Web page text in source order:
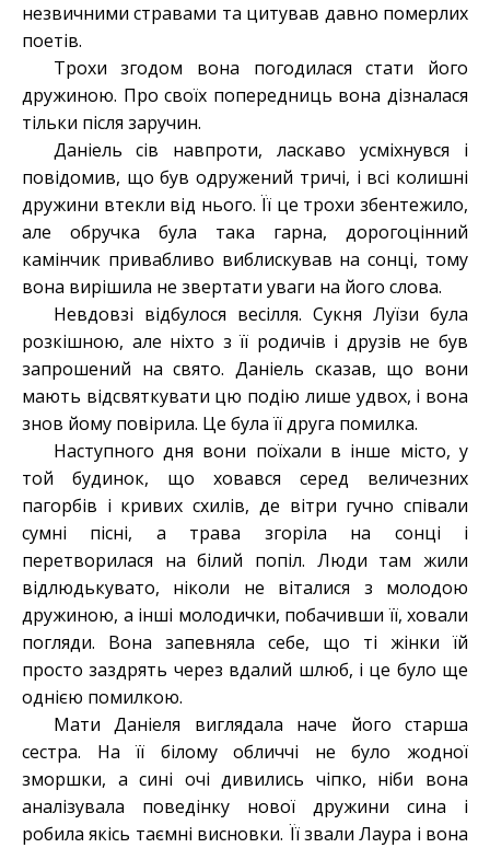
незвичними стравами та цитував давно померлих
поетів.
Трохи згодом вона погодилася стати його
дружиною. Про своїх попередниць вона дізналася
тільки після заручин.
Даніель сів навпроти, ласкаво усміхнувся і
повідомив, що був одружений тричі, і всі колишні
дружини втекли від нього. Її це трохи збентежило,
але обручка була така гарна, дорогоцінний
камінчик привабливо виблискував на сонці, тому
вона вирішила не звертати уваги на його слова.
Невдовзі відбулося весілля. Сукня Луїзи була
розкішною, але ніхто з її родичів і друзів не був
запрошений на свято. Даніель сказав, що вони
мають відсвяткувати цю подію лише удвох, і вона
знов йому повірила. Це була її друга помилка.
Наступного дня вони поїхали в інше місто, у
той будинок, що ховався серед величезних
пагорбів і кривих схилів, де вітри гучно співали
сумні пісні, а трава згоріла на сонці і
перетворилася на білий попіл. Люди там жили
відлюдькувато, ніколи не віталися з молодою
дружиною, а інші молодички, побачивши її, ховали
погляди. Вона запевняла себе, що ті жінки їй
просто заздрять через вдалий шлюб, і це було ще
однією помилкою.
Мати Даніеля виглядала наче його старша
сестра. На її білому обличчі не було жодної
зморшки, а сині очі дивились чіпко, ніби вона
аналізувала поведінку нової дружини сина і
робила якісь таємні висновки. Її звали Лаура і вона